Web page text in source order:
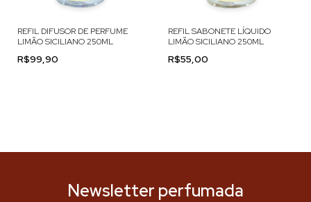
REFIL DIFUSOR DE PERFUME
LIMÃO SICILIANO 250ML
R$99,90
REFIL SABONETE LÍQUIDO
LIMÃO SICILIANO 250ML
R$55,00
Newsletter perfumada